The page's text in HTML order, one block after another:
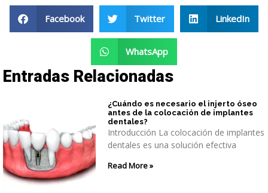
Facebook Twitter LinkedIn
WhatsApp
Entradas Relacionadas
¿Cuándo es necesario el injerto óseo
antes de la colocación de implantes
dentales?
Introducción La colocación de implantes
dentales es una solución efectiva
Read More »